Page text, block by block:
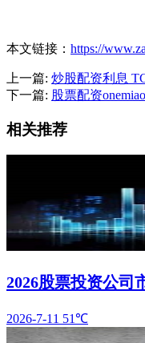
本文链接： https://
上一篇: 炒股配资利息
下一篇: 股票配资
相关推荐
2026股票投资公司
2026-7-11 51℃